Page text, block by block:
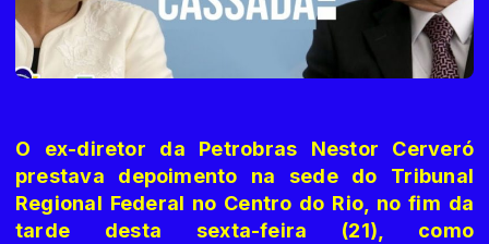
O ex-diretor da Petrobras Nestor Cerveró
prestava depoimento na sede do Tribunal
Regional Federal no Centro do Rio, no fim da
tarde desta sexta-feira (21), como